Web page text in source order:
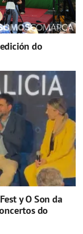
do
y O Son da
do